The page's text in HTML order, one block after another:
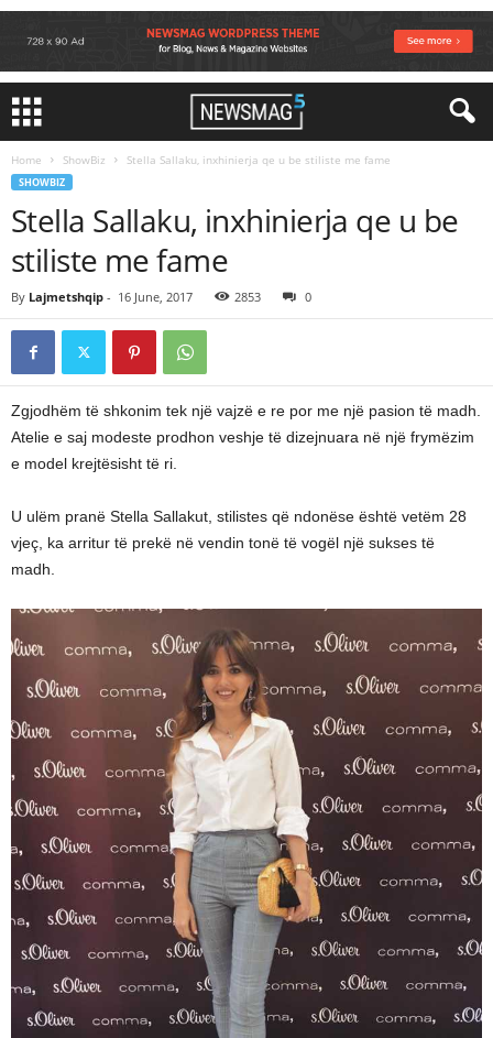
Home ShowBiz Stella Sallaku, inxhinierja qe u be stiliste me fame
SHOWBIZ
Stella Sallaku, inxhinierja qe u be
stiliste me fame
By Lajmetshqip - 16 June, 2017 2853 0
Zgjodhëm të shkonim tek një vajzë e re por me një pasion të madh.
Atelie e saj modeste prodhon veshje të dizejnuara në një frymëzim
e model krejtësisht të ri.
U ulëm pranë Stella Sallakut, stilistes që ndonëse është vetëm 28
vjeç, ka arritur të prekë në vendin tonë të vogël një sukses të
madh.